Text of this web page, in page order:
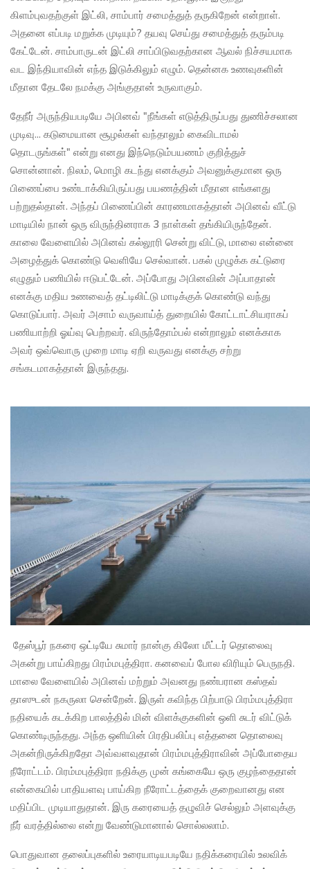
கிளம்புவதற்குள் இட்லி, சாம்பார் சமைத்துத் தருகிறேன் என்றாள்.
அதனை எப்படி மறுக்க முடியும்? தயவு செய்து சமைத்துத் தரும்படி
கேட்டேன். சாம்பாருடன் இட்லி சாப்பிடுவதற்கான ஆவல் நிச்சயமாக
வட இந்தியாவின் எந்த இடுக்கிலும் எழும். தென்னக உணவுகளின்
மீதான தேடலே நமக்கு அங்குதான் உருவாகும்.
தேநீர் அருந்தியபடியே அபினவ் "நீங்கள் எடுத்திருப்பது துணிச்சலான
முடிவு... கடுமையான சூழல்கள் வந்தாலும் கைவிடாமல்
தொடருங்கள்" என்று எனது இந்நெடும்பயணம் குறித்துச்
சொன்னான். நிலம், மொழி கடந்து எனக்கும் அவனுக்குமான ஒரு
பிணைப்பை உண்டாக்கியிருப்பது பயணத்தின் மீதான எங்களது
பற்றுதல்தான். அந்தப் பிணைப்பின் காரணமாகத்தான் அபினவ் வீட்டு
மாடியில் நான் ஒரு விருந்தினராக 3 நாள்கள் தங்கியிருந்தேன்.
காலை வேளையில் அபினவ் கல்லூரி சென்று விட்டு, மாலை என்னை
அழைத்துக் கொண்டு வெளியே செல்வான். பகல் முழுக்க கட்டுரை
எழுதும் பணியில் ஈடுபட்டேன். அப்போது அபினவின் அப்பாதான்
எனக்கு மதிய உணவைத் தட்டிலிட்டு மாடிக்குக் கொண்டு வந்து
கொடுப்பார். அவர் அசாம் வருவாய்த் துறையில் கோட்டாட்சியராகப்
பணியாற்றி ஓய்வு பெற்றவர். விருந்தோம்பல் என்றாலும் எனக்காக
அவர் ஒவ்வொரு முறை மாடி ஏறி வருவது எனக்கு சற்று
சங்கடமாகத்தான் இருந்தது.
தேஸ்பூர் நகரை ஒட்டியே சுமார் நான்கு கிலோ மீட்டர் தொலைவு
அகன்று பாய்கிறது பிரம்மபுத்திரா. கனவைப் போல விரியும் பெருநதி.
மாலை வேளையில் அபினவ் மற்றும் அவனது நண்பரான கஸ்தவ்
தாஸுடன் நகருலா சென்றேன். இருள் கவிந்த பிற்பாடு பிரம்மபுத்திரா
நதியைக் கடக்கிற பாலத்தில் மின் விளக்குகளின் ஒளி சுடர் விட்டுக்
கொண்டிருந்தது. அந்த ஒளியின் பிரதிபலிப்பு எத்தனை தொலைவு
அகன்றிருக்கிறதோ அவ்வளவுதான் பிரம்மபுத்திராவின் அப்போதைய
நீரோட்டம். பிரம்மபுத்திரா நதிக்கு முன் கங்கையே ஒரு குழந்தைதான்
என்கையில் பாதியளவு பாய்கிற நீரோட்டத்தைக் குறைவானது என
மதிப்பிட முடியாதுதான். இரு கரையைத் தழுவிச் செல்லும் அளவுக்கு
நீர் வரத்தில்லை என்று வேண்டுமானால் சொல்லலாம்.
பொதுவான தலைப்புகளில் உரையாடியபடியே நதிக்கரையில் உலவிக்